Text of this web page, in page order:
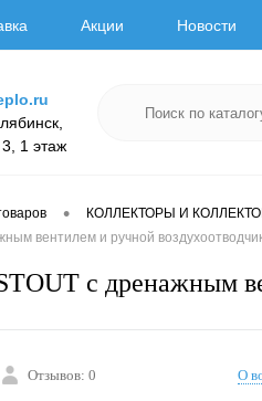
Акции Новости
1 этаж
• КОЛЛЕКТОРЫ И
вентилем и ручной
с дренажным
Отзывов: 0 О